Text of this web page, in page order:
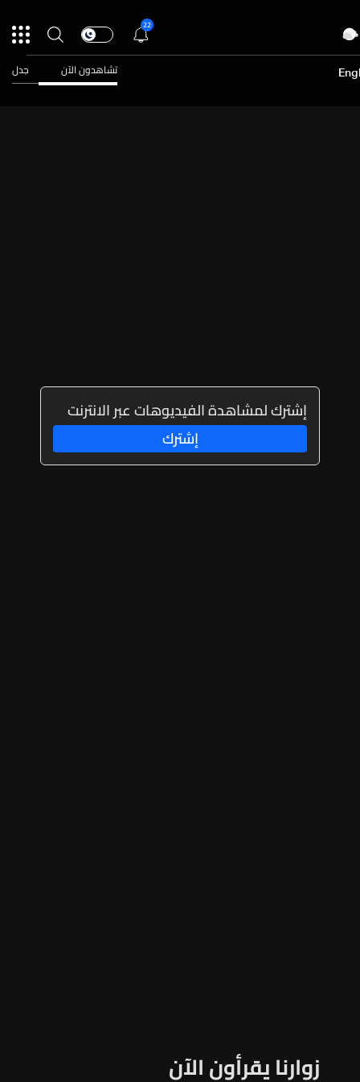
22
تشاهدون الآن جدل
إشترك لمشاهدة الفيديوهات عبر الانترنت
إشترك
زوارنا يقرأون الآن